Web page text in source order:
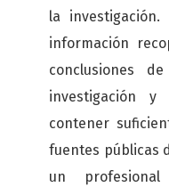
la
información
conclusiones
investigación y
contener
fuentes públicas
un